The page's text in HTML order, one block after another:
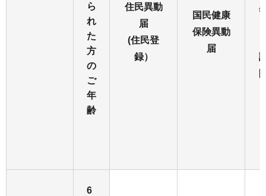
ら
れ
た
方
の
ご
年
齢
住民異動
届
(住民登
録）
国民健康
保険異動
届
6